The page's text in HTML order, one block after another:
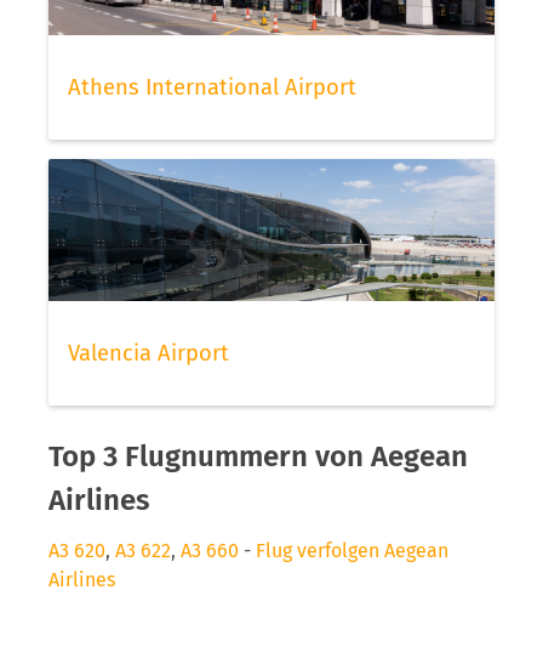
Athens International Airport
Valencia Airport
Top 3 Flugnummern von Aegean
Airlines
A3 620, A3 622, A3 660 - Flug verfolgen Aegean
Airlines